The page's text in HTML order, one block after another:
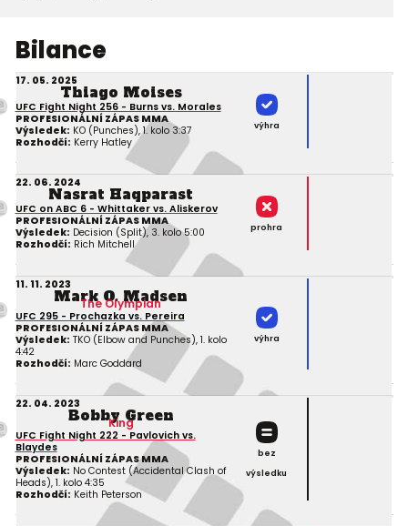
Bilance
17. 05. 2025
Thiago Moises
UFC Fight Night 256 - Burns vs. Morales
PROFESIONÁLNÍ ZÁPAS MMA
Výsledek: KO (Punches), 1. kolo 3:37
Rozhodčí: Kerry Hatley
výhra
22. 06. 2024
Nasrat Haqparast
UFC on ABC 6 - Whittaker vs. Aliskerov
PROFESIONÁLNÍ ZÁPAS MMA
Výsledek: Decision (Split), 3. kolo 5:00
Rozhodčí: Rich Mitchell
prohra
11. 11. 2023
Mark O. Madsen
The Olympian
UFC 295 - Prochazka vs. Pereira
PROFESIONÁLNÍ ZÁPAS MMA
Výsledek: TKO (Elbow and Punches), 1. kolo
4:42
Rozhodčí: Marc Goddard
výhra
22. 04. 2023
Bobby Green
King
UFC Fight Night 222 - Pavlovich vs.
Blaydes
PROFESIONÁLNÍ ZÁPAS MMA
Výsledek: No Contest (Accidental Clash of
Heads), 1. kolo 4:35
Rozhodčí: Keith Peterson
bez
výsledku